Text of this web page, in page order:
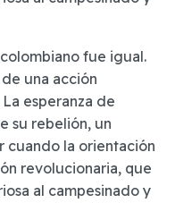
fue igual.
una acción
esperanza de
su rebelión, un
cuando la orientación
revolucionaria, que
al campesinado y